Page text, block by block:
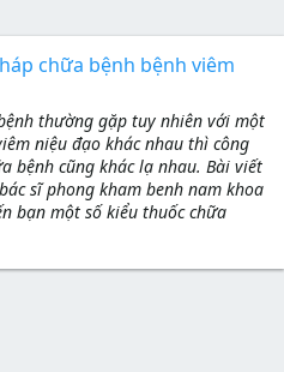
chữa bệnh bệnh viêm
thường gặp tuy nhiên với một
niệu đạo khác nhau thì công
bệnh cũng khác lạ nhau. Bài viết
sĩ phong kham benh nam khoa
bạn một số kiểu thuốc chữa